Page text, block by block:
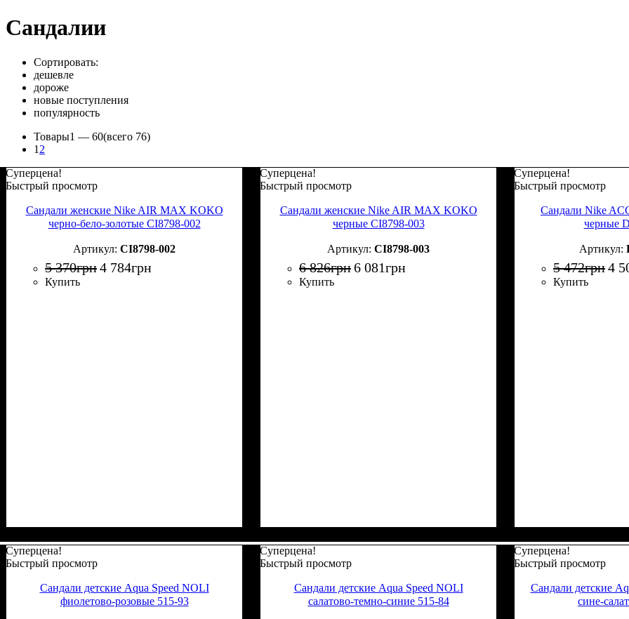
Сандалии
Сортировать:
дешевле
дороже
новые поступления
популярность
Товары1 — 60(всего 76)
1 2
Суперцена!
Быстрый просмотр
Сандали женские Nike AIR MAX KOKO
черно-бело-золотые CI8798-002
CI8798-002
5 370грн4 784грн
Купить
Суперцена!
Быстрый просмотр
Сандали женские Nike AIR MAX KOKO
черные CI8798-003
CI8798-003
6 826грн6 081грн
Купить
Суперцена!
Быстрый просмотр
Сандали Nike
черные
5 472грн4
Купить
Суперцена!
Быстрый просмотр
Сандали детские Aqua Speed NOLI
фиолетово-розовые 515-93
Суперцена!
Быстрый просмотр
Сандали детские Aqua Speed NOLI
салатово-темно-синие 515-84
Суперцена!
Быстрый просмотр
Сандали детские
сине-